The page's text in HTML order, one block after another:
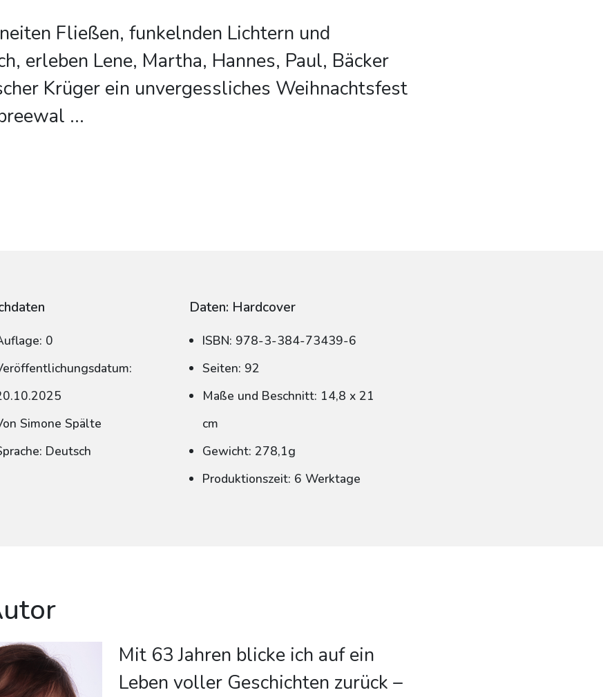
Fließen, funkelnden Lichtern und
erleben Lene, Martha, Hannes, Paul, Bäcker
Krüger ein unvergessliches Weihnachtsfest
...
0
Simone Spälte
Deutsch
Daten: Hardcover
ISBN: 978-3-384-73439-6
Seiten: 92
Maße und Beschnitt: 14,8 x 21
cm
Gewicht: 278,1g
Produktionszeit: 6 Werktage
Mit 63 Jahren blicke ich auf ein
Leben voller Geschichten zurück –